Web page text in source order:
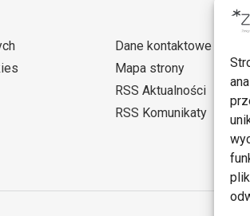
Dane kontaktowe
Mapa strony
RSS Aktualności
RSS Komunikaty